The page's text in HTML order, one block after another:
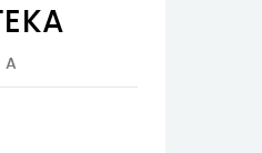
A